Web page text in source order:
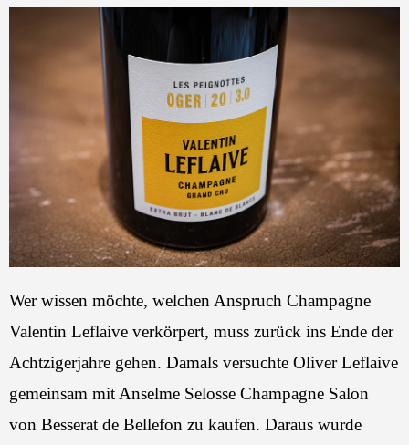
Wer wissen möchte, welchen Anspruch Champagne
Valentin Leflaive verkörpert, muss zurück ins Ende der
Achtzigerjahre gehen. Damals versuchte Oliver Leflaive
gemeinsam mit Anselme Selosse Champagne Salon
von Besserat de Bellefon zu kaufen. Daraus wurde